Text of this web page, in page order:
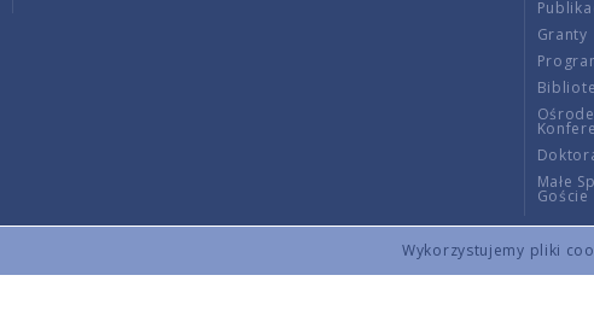
Wykorzystujemy pliki
Granty
Małe
Goście